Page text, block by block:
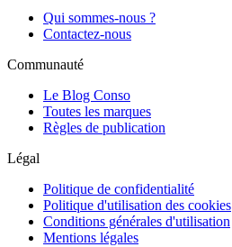
Qui sommes-nous ?
Contactez-nous
Communauté
Le Blog Conso
Toutes les marques
Règles de publication
Légal
Politique de confidentialité
Politique d'utilisation des cookies
Conditions générales d'utilisation
Mentions légales